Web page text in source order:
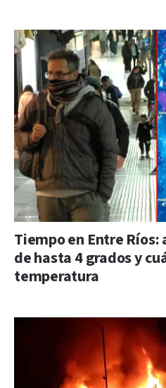
Tiempo en Entre
de hasta 4 grados y
temperatura